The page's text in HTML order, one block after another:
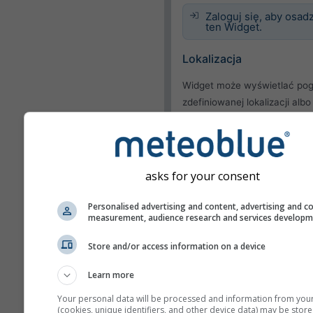
Zaloguj się, aby
ten Widget.
Lokalizacja
Widget może wyświetlać
zdefiniowanej lokalizacji albo
każdego odwiedzającego
stronę.
Użyj bieżącej
użytkownika
Wygląd
Pomiń temperaturę i
asks for your consent
Personalised advertising and content, advertising and
measurement, audience research and services
Store and/or access information on a device
Learn more
Your personal data will be processed and information from
(cookies, unique identifiers, and other device data) may be